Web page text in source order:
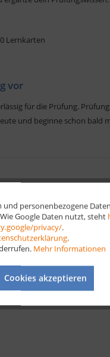
Lernkarten
vor
für die Prüfung.
und beginne schon bald
personenbezogene Daten
Google Daten nutzt, steht
privacy/.
.
Mehr Informationen
Cookies akzeptieren